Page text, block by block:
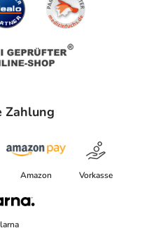
Zahlung
Amazon Vorkasse